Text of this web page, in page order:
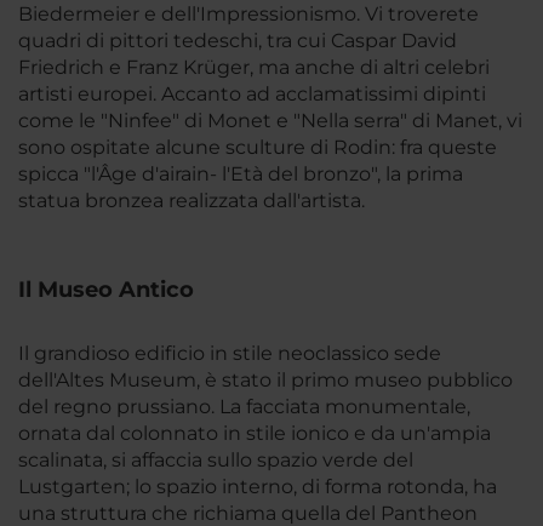
Biedermeier e dell'Impressionismo. Vi troverete
quadri di pittori tedeschi, tra cui Caspar David
Friedrich e Franz Krüger, ma anche di altri celebri
artisti europei. Accanto ad acclamatissimi dipinti
come le "Ninfee" di Monet e "Nella serra" di Manet, vi
sono ospitate alcune sculture di Rodin: fra queste
spicca "l'Âge d'airain- l'Età del bronzo", la prima
statua bronzea realizzata dall'artista.
Il Museo Antico
Il grandioso edificio in stile neoclassico sede
dell'Altes Museum, è stato il primo museo pubblico
del regno prussiano. La facciata monumentale,
ornata dal colonnato in stile ionico e da un'ampia
scalinata, si affaccia sullo spazio verde del
Lustgarten; lo spazio interno, di forma rotonda, ha
una struttura che richiama quella del Pantheon